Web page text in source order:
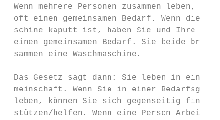
Wenn mehrere Personen zusammen leben,
oft einen gemeinsamen Bedarf. Wenn die
schine kaputt ist, haben Sie und Ihre
einen gemeinsamen Bedarf. Sie beide
sammen eine Waschmaschine.
Das Gesetz sagt dann: Sie leben in einer
meinschaft. Wenn Sie in einer
leben, können Sie sich gegenseitig
stützen/helfen. Wenn eine Person Arbeit